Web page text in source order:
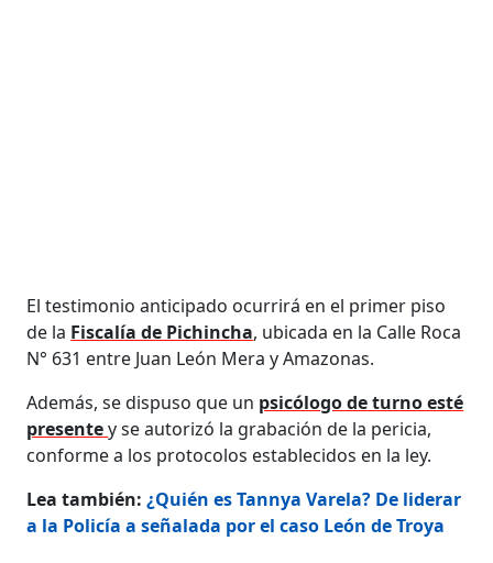
El testimonio anticipado ocurrirá en el primer piso
de la Fiscalía de Pichincha, ubicada en la Calle Roca
N° 631 entre Juan León Mera y Amazonas.
Además, se dispuso que un psicólogo de turno esté
presentey se autorizó la grabación de la pericia,
conforme a los protocolos establecidos en la ley.
Lea también:¿Quién es Tannya Varela? De liderar
a la Policía a señalada por el caso León de Troya